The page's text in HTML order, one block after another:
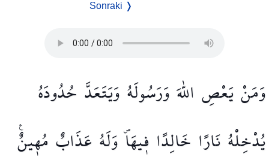
Sonraki ❭
وَمَنْيَعْصِ اللّٰهَوَرَسُولَهُ وَيَتَعَدَّ حُدُودَهُ
يُدْخِلْهُ نَارًا خَالِدًا ف۪يهَاۖوَلَهُ عَذَابٌ مُه۪ينٌ۟